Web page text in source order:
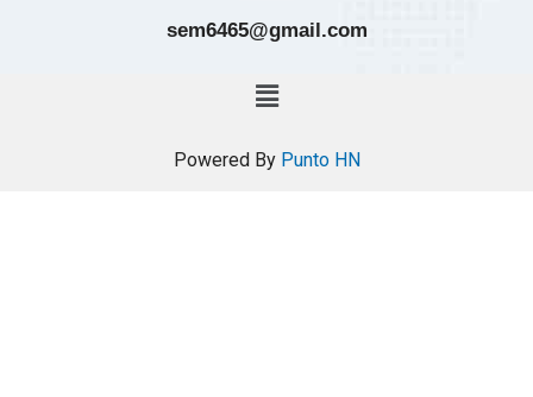
sem6465@gmail.com
Powered By Punto HN